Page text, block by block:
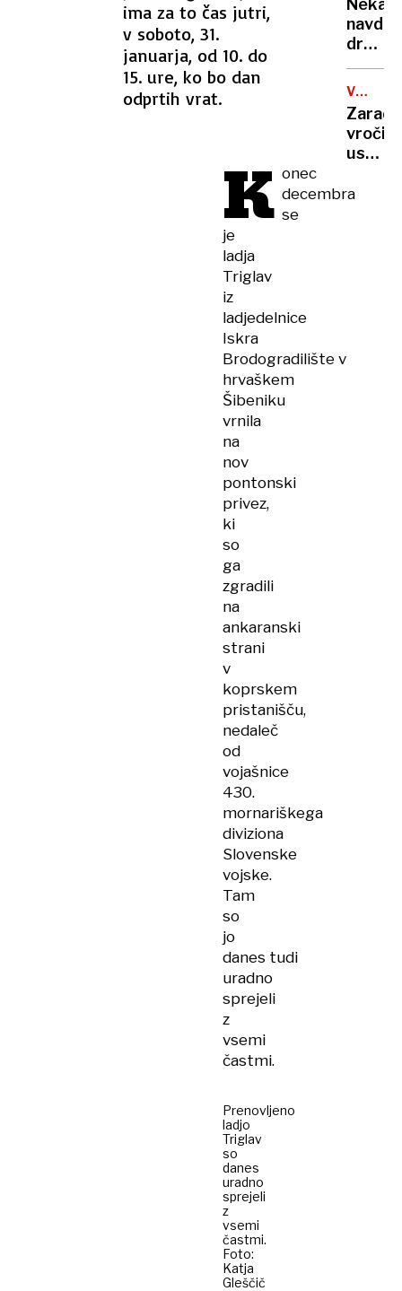
ima za to čas jutri,
v soboto, 31.
januarja, od 10. do
15. ure, ko bo dan
odprtih vrat.
K onec
decembra
se
je
ladja
Triglav
iz
ladjedelnice
Iskra
Brodogradilište v
hrvaškem
Šibeniku
vrnila
na
nov
pontonski
privez,
ki
so
ga
zgradili
na
ankaranski
strani
v
koprskem
pristanišču,
nedaleč
od
vojašnice
430.
mornariškega
diviziona
Slovenske
vojske.
Tam
so
jo
danes tudi
uradno
sprejeli
z
vsemi
častmi.
Prenovljeno
ladjo
Triglav
so
danes
uradno
sprejeli
z
vsemi
častmi.
Foto:
Katja
Gleščič
orožje
za
drugi
nove
viruse
VAL
Zaradi
na